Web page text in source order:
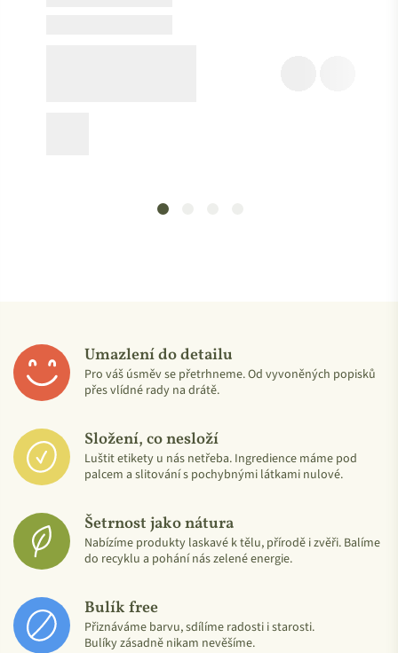
Umazlení do detailu
Pro váš úsměv se přetrhneme. Od vyvoněných popisků
přes vlídné rady na drátě.
Složení, co nesloží
Luštit etikety u nás netřeba. Ingredience máme pod
palcem a slitování s pochybnými látkami nulové.
Šetrnost jako nátura
Nabízíme produkty laskavé k tělu, přírodě i zvěři. Balíme
do recyklu a pohání nás zelené energie.
Bulík free
Přiznáváme barvu, sdílíme radosti i starosti.
Bulíky zásadně nikam nevěšíme.